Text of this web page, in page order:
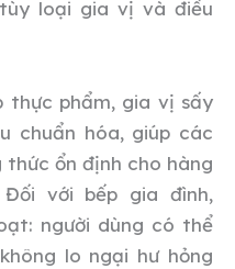
loại gia vị và điều
thực phẩm, gia vị sấy
chuẩn hóa, giúp các
ổn định cho hàng
với bếp gia đình,
người dùng có thể
lo ngại hư hỏng